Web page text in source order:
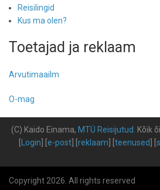
Reisilingid
Kus ma olen?
Toetajad ja reklaam
Arvutimaailm
O-mag
(C) Kaido Einama, MTÜ Reisijutud Kõik
Login e-post] [ reklaam teenused
Copyright 2026. All rights reserved